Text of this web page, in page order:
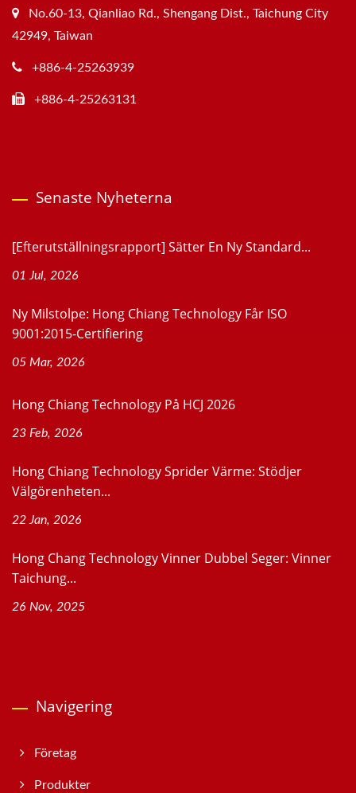
No.60-13, Qianliao Rd., Shengang Dist., Taichung City
42949, Taiwan
+886-4-25263939
+886-4-25263131
Senaste Nyheterna
[Efterutställningsrapport] Sätter En Ny Standard...
01 Jul, 2026
Ny Milstolpe: Hong Chiang Technology Får ISO
9001:2015-Certifiering
05 Mar, 2026
Hong Chiang Technology På HCJ 2026
23 Feb, 2026
Hong Chiang Technology Sprider Värme: Stödjer
Välgörenheten...
22 Jan, 2026
Hong Chang Technology Vinner Dubbel Seger: Vinner
Taichung...
26 Nov, 2025
Navigering
Företag
Produkter